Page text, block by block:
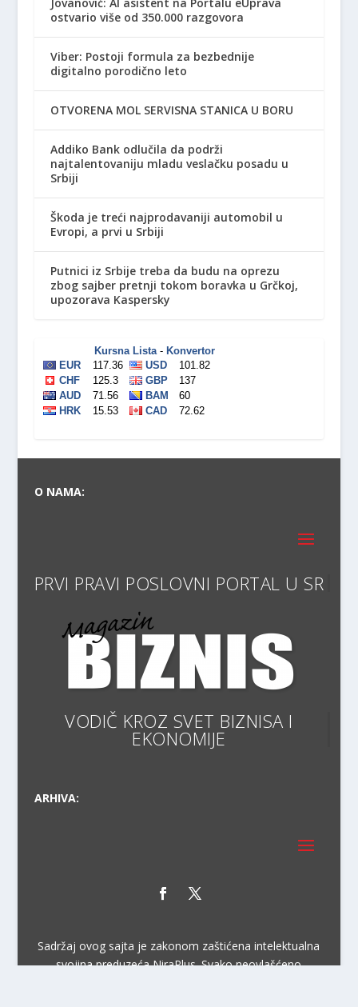
Jovanović: AI asistent na Portalu eUprava
ostvario više od 350.000 razgovora
Viber: Postoji formula za bezbednije
digitalno porodično leto
OTVORENA MOL SERVISNA STANICA U BORU
Addiko Bank odlučila da podrži
najtalentovaniju mladu veslačku posadu u
Srbiji
Škoda je treći najprodavaniji automobil u
Evropi, a prvi u Srbiji
Putnici iz Srbije treba da budu na oprezu
zbog sajber pretnji tokom boravka u Grčkoj,
upozorava Kaspersky
O NAMA:
PRVI PRAVI POSLOVNI POR
EKONOMIJE
svojina preduzeća NiraPlus. Svako neovlašćeno
korišćenje, kopiranje, objavljivanje celine ili delova bilo